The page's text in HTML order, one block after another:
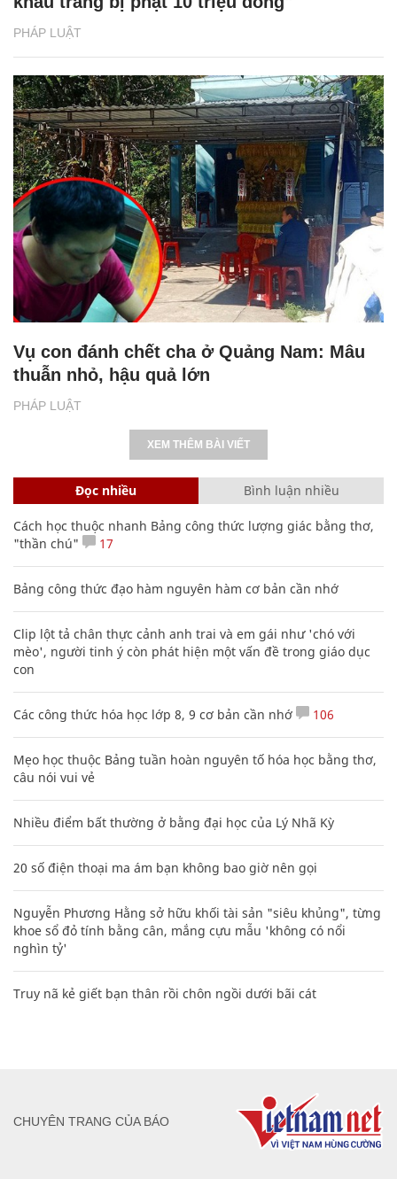
PHÁP LUẬT
PHÁP LUẬT
Vụ con đánh chết cha ở Quảng Nam: Mâu
thuẫn nhỏ, hậu quả lớn
XEM THÊM BÀI VIẾT
Đọc nhiều Bình luận nhiều
Cách học thuộc nhanh Bảng công thức lượng giác bằng thơ,
"thần chú"
17
Bảng công thức đạo hàm nguyên hàm cơ bản cần nhớ
Clip lột tả chân thực cảnh anh trai và em gái như 'chó với
mèo', người tinh ý còn phát hiện một vấn đề trong giáo dục
con
Các công thức hóa học lớp 8, 9 cơ bản cần nhớ 106
Mẹo học thuộc Bảng tuần hoàn nguyên tố hóa học bằng thơ,
câu nói vui vẻ
Nhiều điểm bất thường ở bằng đại học của Lý Nhã Kỳ
20 số điện thoại ma ám bạn không bao giờ nên gọi
Nguyễn Phương Hằng sở hữu khối tài sản "siêu khủng", từng
khoe sổ đỏ tính bằng cân, mắng cựu mẫu 'không có nổi
nghìn tỷ'
Truy nã kẻ giết bạn thân rồi chôn ngồi dưới bãi cát
CHUYÊN TRANG CỦA BÁO